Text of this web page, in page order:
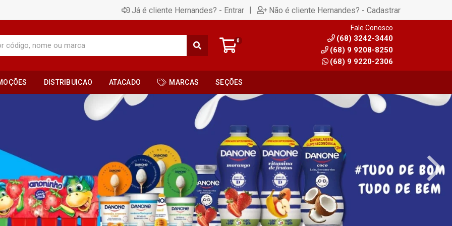
Já é cliente Hernandes? - Entrar | Não é cliente Hernandes? - Cadastrar
0
Fale Conosco
(68) 3242-3440
(68) 9 9208-8250
(68) 9 9220-2306
DISTRIBUICAO ATACADO MARCAS SEÇÕES